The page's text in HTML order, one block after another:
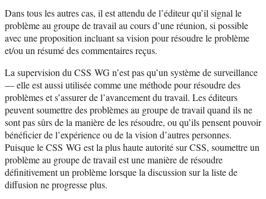
Dans tous les autres cas, il est attendu de l’éditeur qu’il signal le
problème au groupe de travail au cours d’une réunion, si possible
avec une proposition incluant sa vision pour résoudre le problème
et/ou un résumé des commentaires reçus.
La supervision du CSS WG n’est pas qu’un système de surveillance
— elle est aussi utilisée comme une méthode pour résoudre des
problèmes et s’assurer de l’avancement du travail. Les éditeurs
peuvent soumettre des problèmes au groupe de travail quand ils ne
sont pas sûrs de la manière de les résoudre, ou qu’ils pensent pouvoir
bénéficier de l’expérience ou de la vision d’autres personnes.
Puisque le CSS WG est la plus haute autorité sur CSS, soumettre un
problème au groupe de travail est une manière de résoudre
définitivement un problème lorsque la discussion sur la liste de
diffusion ne progresse plus.